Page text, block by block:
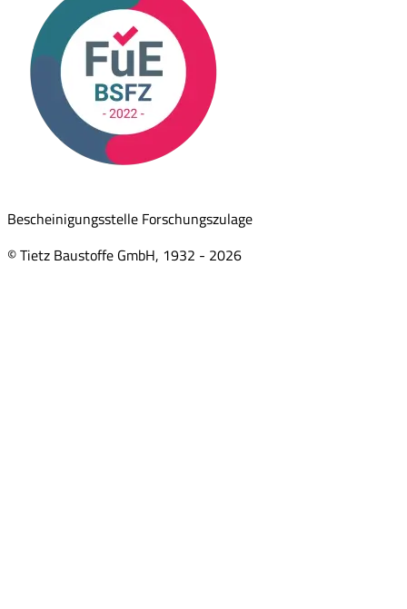
Bescheinigungsstelle Forschungszulage
© Tietz Baustoffe GmbH, 1932 - 2026